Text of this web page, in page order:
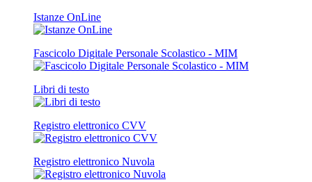
Istanze OnLine
Fascicolo Digitale Personale Scolastico - MIM
Libri di testo
Registro elettronico CVV
Registro elettronico Nuvola